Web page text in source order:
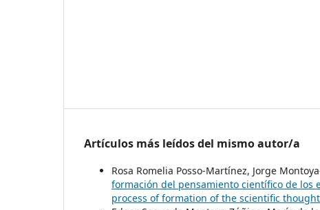
Artículos más leídos del mismo autor/a
Rosa Romelia Posso-Martínez, Jorge
formación del pensamiento científico de los
process of formation of the scientific